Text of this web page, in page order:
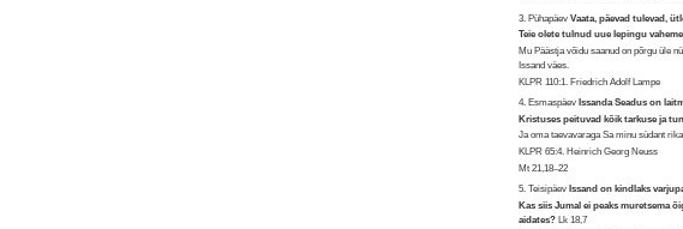
3. PühapäevVaata, päevad tulevad,
Teie olete tulnud uue lepingu
Mu Päästja võidu saanud on põrgu üle
Issand väes.
KLPR 110:1. Friedrich Adolf Lampe
4. Esmaspäev Issanda Seadus on
Kristuses peituvad kõik tarkuse ja
Ja oma taevavaraga Sa minu südant
KLPR 65:4. Heinrich Georg Neuss
Mt 21,18–22
5. Teisipäev Issand on kindlaks
Kas siis Jumal ei peaks muretsema
aidates? Lk 18,7